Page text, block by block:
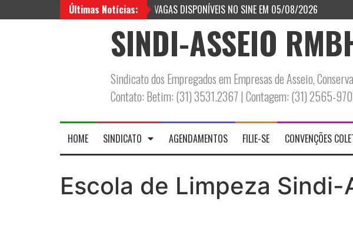
Últimas Notícias: VAGAS DISPONÍVEIS NO SINE EM 05/08/2026
SINDI-ASSEIO
Sindicato dos Empregados em Empresas de Asseio,
Contato: Betim: (31) 3531.2367 | Contagem: (31) 2565-
HOME SINDICATO AGENDAMENTOS FILIE-SE CONVENÇÕES
Escola de Limpeza